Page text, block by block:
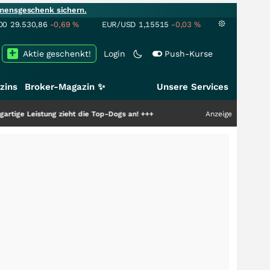
sichern.
29.530,86 -0,69% EUR/USD 1,15515 -0,03 %
Login Push-Kurse
Aktie geschenkt!
Broker-Magazin ✨ Unsere Services
zieht die Top-Dogs an!+++ Anzeige